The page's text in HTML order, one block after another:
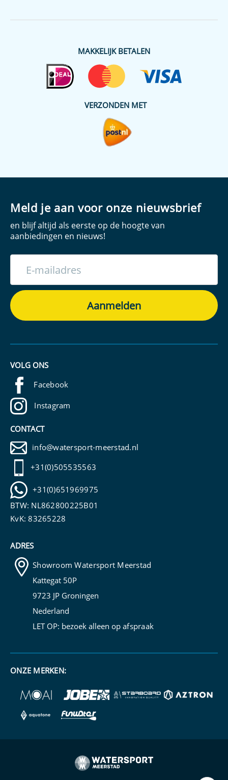
MAKKELIJK BETALEN
VERZONDEN MET
Meld je aan voor onze nieuwsbrief
en blijf altijd als eerste op de hoogte van
aanbiedingen en nieuws!
VOLG ONS
Facebook
Instagram
CONTACT
info@watersport-meerstad.nl
+31(0)505535563
+31(0)651969975
BTW: NL862800225B01
KvK: 83265228
ADRES
Showroom Watersport Meerstad
Kattegat 50P
9723 JP Groningen
Nederland
LET OP: bezoek alleen op afspraak
ONZE MERKEN: